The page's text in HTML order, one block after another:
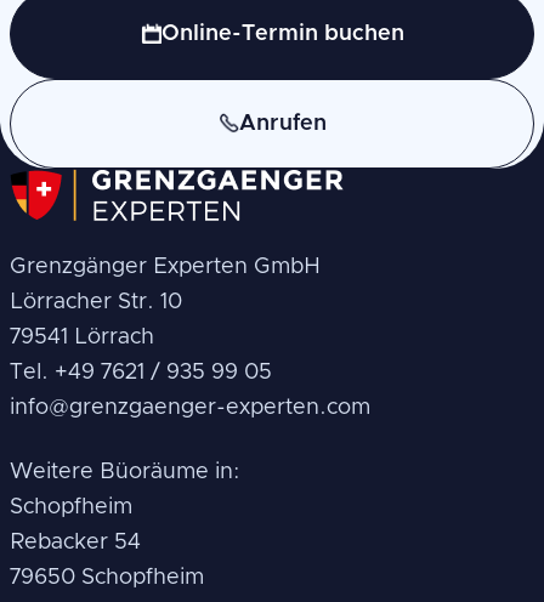
Online-Termin buchen
Anrufen
Grenzgänger Experten GmbH
Lörracher Str. 10
79541 Lörrach
Tel. +49 7621 / 935 99 05
info@grenzgaenger-experten.com
Weitere Büoräume in:
Schopfheim
Rebacker 54
79650 Schopfheim